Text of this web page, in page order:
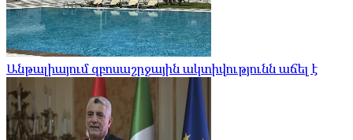
Անթալիայում զբոսաշրջային ակտիվությունն աճել է